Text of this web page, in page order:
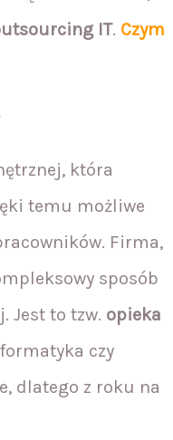
IT. Czym
która
temu możliwe
Firma,
sposób
Jest to tzw. opieka
czy
dlatego z roku na